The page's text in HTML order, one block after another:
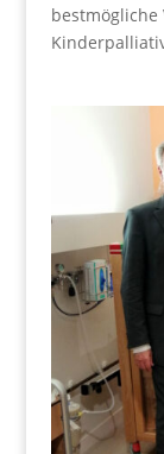
bestmögliche